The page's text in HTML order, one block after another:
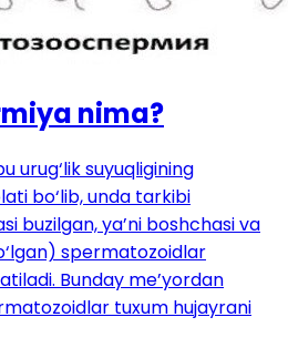
nima?
urug‘lik suyuqligining
bo‘lib, unda tarkibi
buzilgan, ya’ni boshchasi va
spermatozoidlar
Bunday me’yordan
tuxum hujayrani